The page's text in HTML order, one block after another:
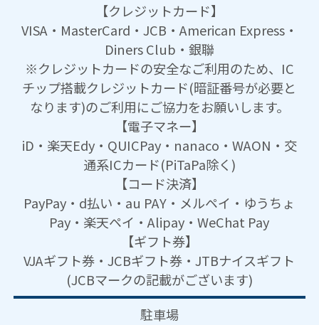
【クレジットカード】
VISA・MasterCard・JCB・American Express・
Diners Club・銀聯
※クレジットカードの安全なご利用のため、IC
チップ搭載クレジットカード(暗証番号が必要と
なります)のご利用にご協力をお願いします。
【電子マネー】
iD・楽天Edy・QUICPay・nanaco・WAON・交
通系ICカード(PiTaPa除く)
【コード決済】
PayPay・d払い・au PAY・メルペイ・ゆうちょ
Pay・楽天ペイ・Alipay・WeChat Pay
【ギフト券】
VJAギフト券・JCBギフト券・JTBナイスギフト
(JCBマークの記載がございます)
駐車場